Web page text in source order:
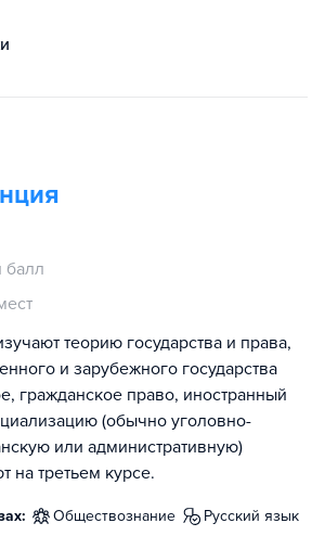
балл
теорию государства и права,
и зарубежного государства
гражданское право, иностранный
(обычно уголовно-
или административную)
на третьем курсе.
обществознание
русский язык